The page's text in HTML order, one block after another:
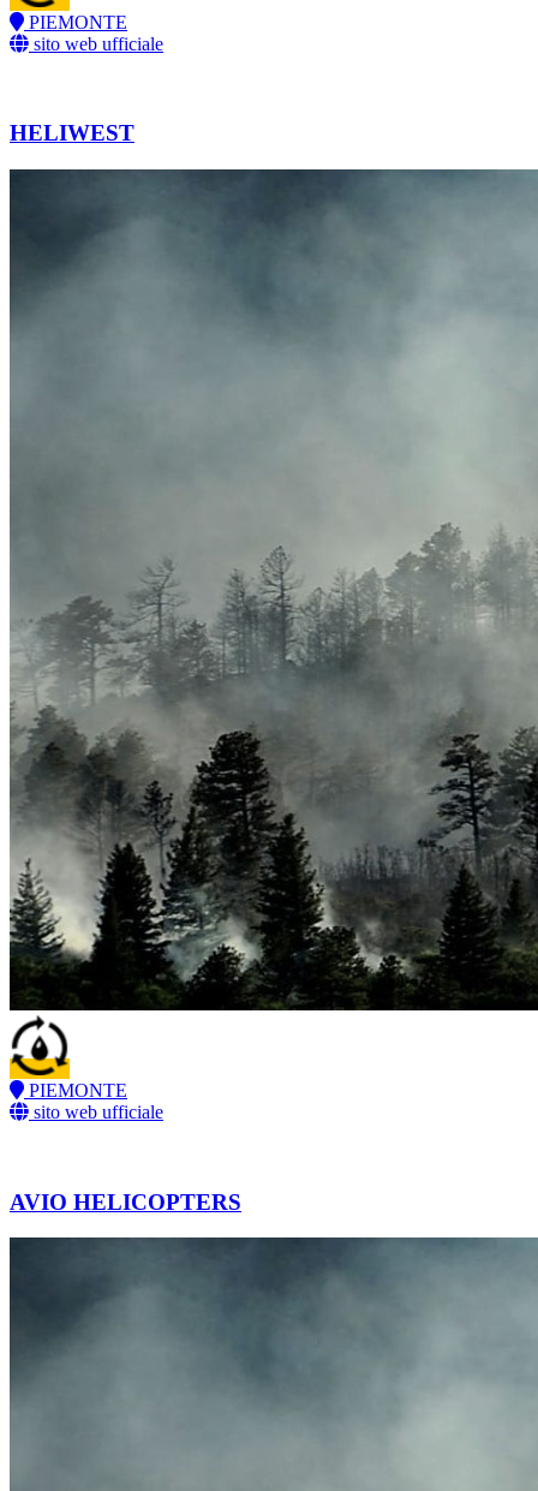
PIEMONTE
sito web ufficiale
HELIWEST
PIEMONTE
sito web ufficiale
AVIO HELICOPTERS